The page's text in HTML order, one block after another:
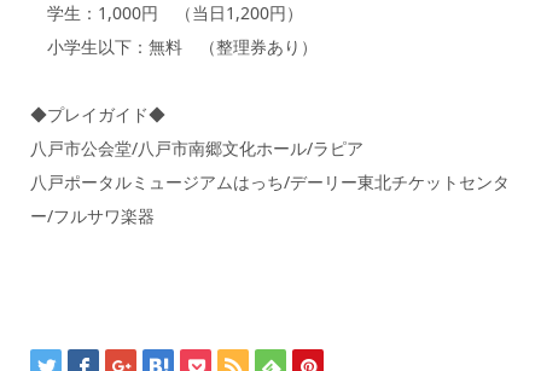
学生：1,000円 （当日1,200円）
小学生以下：無料 ​（整理券あり）
◆プレイガイド◆
八戸市公会堂/八戸市南郷文化ホール/ラピア
八戸ポータルミュージアムはっち/デーリー東北チケットセンタ
ー/フルサワ楽器